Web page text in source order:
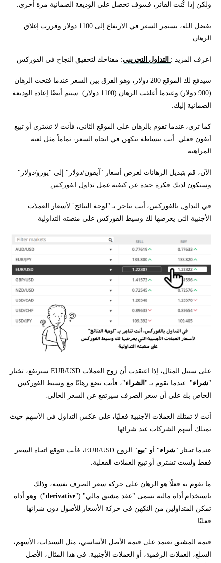
ولكن إذا كُنت الفائز، فسوف تحصل على الوديعة الضمانية مرة أخرى.
بفضل الله، يستمر السعر في الارتفاع إلى 1100 دولار وقررت إغلاق
الرهان.
اعرف المزيد : التداول التجريبي: مفتاحك لتحقيق النجاح في الفوركس
سيدفع لك الموقع 200 دولار، وهو الفرق بين السعر عندما فتحت الرهان
(900 دولار) وعندما أغلقت الرهان (1100 دولار). سيتم أيضًا إعادة الوديعة
الضمانية إليك.
كما تري، عندما تقوم بالرهان على الموقع الثاني، فأنت لا تشتري أو تبيع
آيفون فعلي. أنت ببساطة تتكهن في اتجاه السعر، تماماً مثل لعبة
المراهنة.
الآن، قم بتبديل الرهانات لعرض أسعار "آيفون/دولار" إلى "يورو/دولار"
وستكون لديك فكرة جيدة عن كيفية عمل تداول الفوركس.
في التداول بالفوركس، أنت تتاجر بـ "لوحة النتائج" لأسعار العملات
الأجنبية التي يعرضها لك وسيط الفوركس على منصته التداولية.
على سبيل المثال، إذا اعتقدت أن زوج العملات EUR/USD سيرتفع، تختار
"شراء". عندما تقوم بـ " الشراء"، فأنت تضع رهانًا مع وسيط الفوركس
الخاص بك على أن سعر الصرف سيرتفع عن السعر الحالي.
أنت لا تمتلك العملات الأجنبية فعليًا، على عكس التداول في الأسهم حيث
تمتلك أسهم الشركات عند شرائها.
عندما تختار "شراء" أو "بيع
" الزوج EUR/USD، فأنت تتوقع اتجاه السعر
فقط ولست تشتري أو تبيع العملات الفعلية.
ما تقوم به فعلًا هو الرهان على حركة سعر الصرف نفسه، وذلك
باستخدام أداة مالية تسمى "عقد مشتق مالي" ("derivative"). وهو أداة
تمكن المتداولين من التكهن في حركة الأسعار للأصول دون شرائها
فعليًا.
قيمة المشتق تعتمد على قيمة الأصل الأساسي، مثل السندات، الأسهم،
السلع، العملات الرقمية، أو العملات الأجنبية. في هذا المثال، الأصل